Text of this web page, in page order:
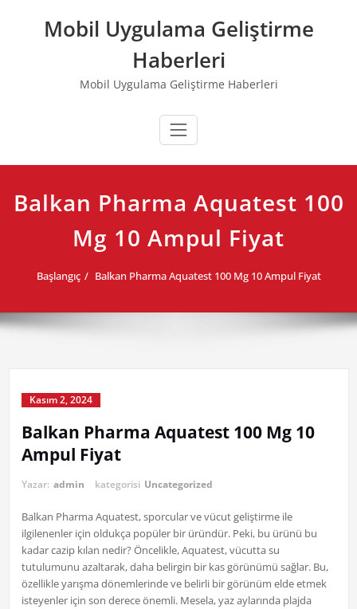
Mobil Uygulama Geliştirme
Haberleri
Mobil Uygulama Geliştirme Haberleri
Balkan Pharma Aquatest 100
Mg 10 Ampul Fiyat
Başlangıç Balkan Pharma Aquatest 100 Mg 10 Ampul Fiyat
Kasım 2, 2024
Balkan Pharma Aquatest 100 Mg 10
Ampul Fiyat
Yazar: admin kategorisi Uncategorized
Balkan Pharma Aquatest, sporcular ve vücut geliştirme ile
ilgilenenler için oldukça popüler bir üründür. Peki, bu ürünü bu
kadar cazip kılan nedir? Öncelikle, Aquatest, vücutta su
tutulumunu azaltarak, daha belirgin bir kas görünümü sağlar. Bu,
özellikle yarışma dönemlerinde ve belirli bir görünüm elde etmek
isteyenler için son derece önemli. Mesela, yaz aylarında plajda